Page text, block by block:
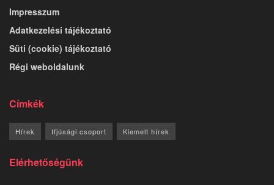
Impresszum
Adatkezelési tájékoztató
Süti (cookie) tájékoztató
Régi weboldalunk
Címkék
Elérhetőségünk